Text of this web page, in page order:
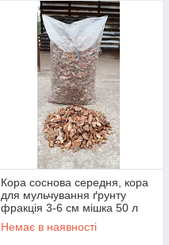
Кора соснова середня, кора
для мульчування ґрунту
фракція 3-6 см мішка 50 л
набір з 50-ти мішків
Немає в наявності